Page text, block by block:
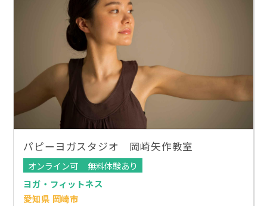
パピーヨガスタジオ 岡崎矢作教室
オンライン可
無料体験あり
ヨガ・フィットネス
愛知県 岡崎市